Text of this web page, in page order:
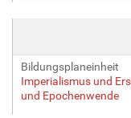
G
r
Bildungsplaneinheit
Imperialismus und
und Epochenwende